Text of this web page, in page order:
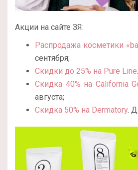
Акции на сайте ЗЯ:
Распродажа косметики
сентября;
Скидки до 25% на Pure Line
Скидка 40% на California
августа;
Скидка 50% на Dermatory.